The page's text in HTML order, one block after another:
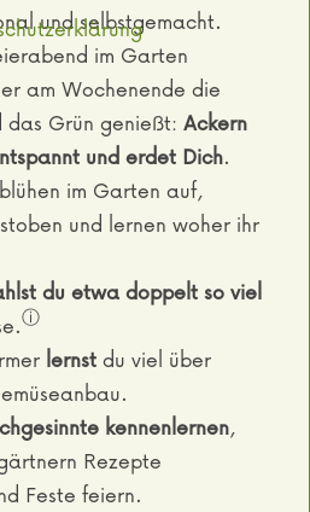
und selbstgemacht.
im Garten
am Wochenende die
das Grün genießt: Ackern
und erdet Dich.
im Garten auf,
und lernen woher ihr
du etwa doppelt so viel
ⓘ
lernstdu viel über
kennenlernen,
Rezepte
Feste feiern.